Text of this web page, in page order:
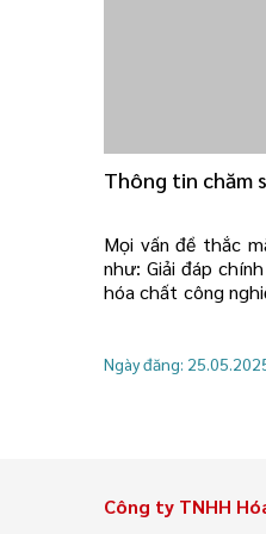
Thông tin chăm
Mọi vấn đề thắc
như: Giải đáp chính sách mua bán Mua
Ngày đăng:
Công ty TNHH